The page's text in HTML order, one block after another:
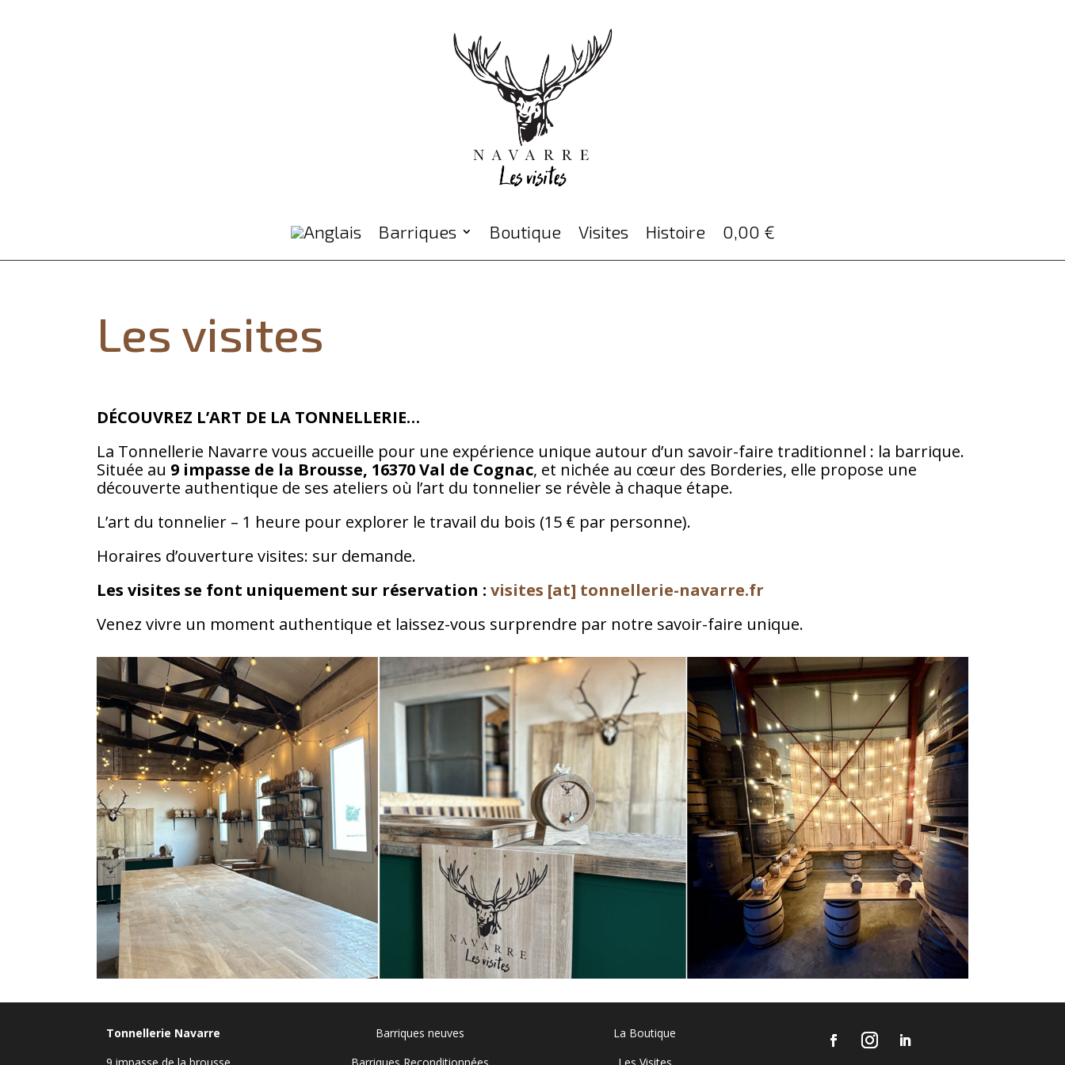
Barriques Boutique Visites Histoire 0,00 €
Les visites
DÉCOUVREZ L’ART DE LA TONNELLERIE…
La Tonnellerie Navarre vous accueille pour une expérience unique autour d’un savoir-faire traditionnel : la barrique.
Située au 9 impasse de la Brousse, 16370 Val de Cognac, et nichée au cœur des Borderies, elle propose une
découverte authentique de ses ateliers où l’art du tonnelier se révèle à chaque étape.
L’art du tonnelier – 1 heure pour explorer le travail du bois (15 € par personne).
Horaires d’ouverture visites: sur demande.
Les visites se font uniquement sur réservation : visites [at] tonnellerie-navarre.fr
Venez vivre un moment authentique et laissez-vous surprendre par notre savoir-faire unique.
Tonnellerie Navarre
Barriques neuves
La Boutique